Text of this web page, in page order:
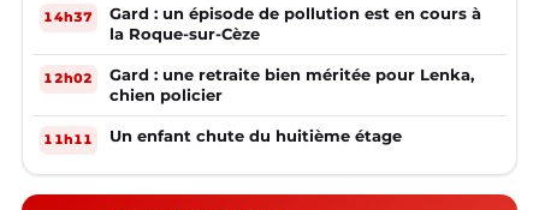
14h37
Gard : un épisode de pollution est en cours à
la Roque-sur-Cèze
12h02
Gard : une retraite bien méritée pour Lenka,
chien policier
11h11 Un enfant chute du huitième étage